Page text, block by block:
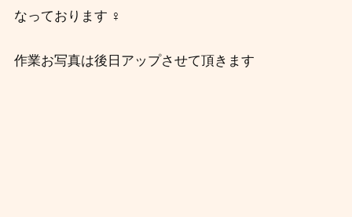
なっております ‍♀️
作業お写真は後日アップさせて頂きます